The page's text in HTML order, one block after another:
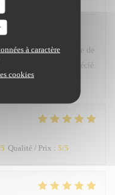
à caractère
cookies
serveurs, plats
calme, loin de la voie de
Nous avons apprécié
Qualité / Prix : 5/5